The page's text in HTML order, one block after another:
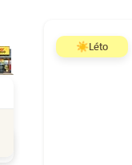
☀️Léto